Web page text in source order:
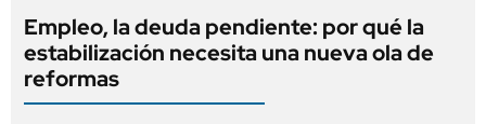
Empleo, la deuda pendiente: por qué la
estabilización necesita una nueva ola de
reformas